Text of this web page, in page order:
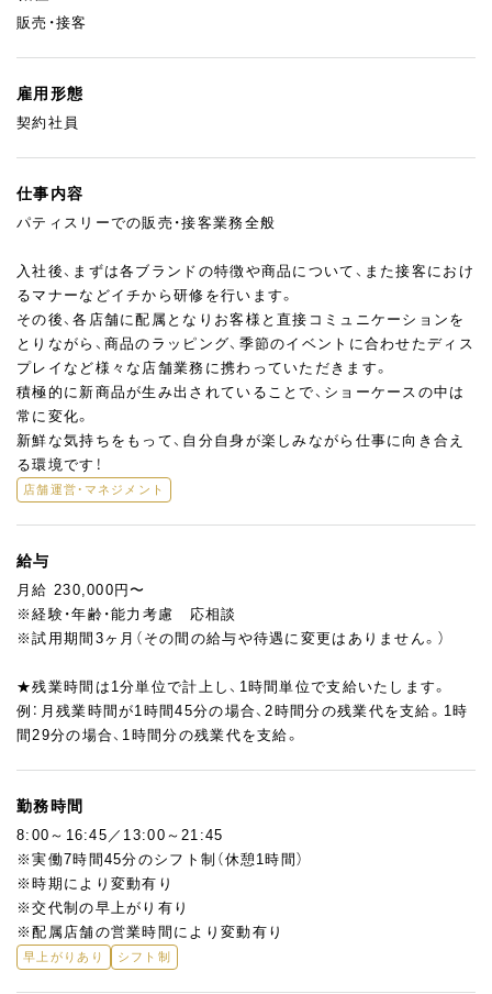
販売・接客
雇用形態
契約社員
仕事内容
パティスリーでの販売・接客業務全般
入社後、まずは各ブランドの特徴や商品について、また接客におけ
るマナーなどイチから研修を行います。
その後、各店舗に配属となりお客様と直接コミュニケーションを
とりながら、商品のラッピング、季節のイベントに合わせたディス
プレイなど様々な店舗業務に携わっていただきます。
積極的に新商品が生み出されていることで、ショーケースの中は
常に変化。
新鮮な気持ちをもって、自分自身が楽しみながら仕事に向き合え
る環境です！
店舗運営・マネジメント
給与
月給 230,000円〜
※経験・年齢・能力考慮 応相談
※試用期間3ヶ月（その間の給与や待遇に変更はありません。）
★残業時間は1分単位で計上し、1時間単位で支給いたします。
例：月残業時間が1時間45分の場合、2時間分の残業代を支給。1時
間29分の場合、1時間分の残業代を支給。
勤務時間
8:00～16:45／13:00～21:45
※実働7時間45分のシフト制（休憩1時間）
※時期により変動有り
※交代制の早上がり有り
※配属店舗の営業時間により変動有り
早上がりあり シフト制